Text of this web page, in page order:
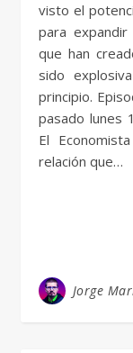
visto el
para
que han
sido
principio.
pasado lunes
El
relación que…
Jorge